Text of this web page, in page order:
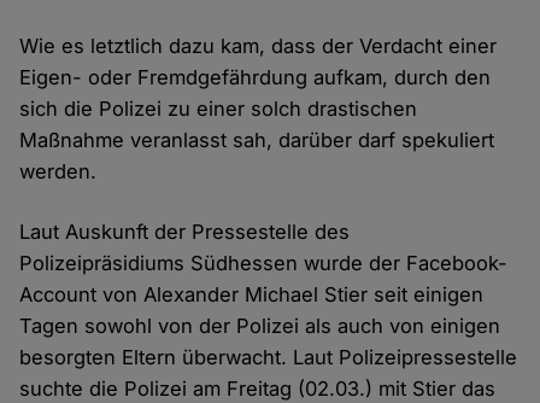
Wie es letztlich dazu kam, dass der Verdacht einer
Eigen- oder Fremdgefährdung aufkam, durch den
sich die Polizei zu einer solch drastischen
Maßnahme veranlasst sah, darüber darf spekuliert
werden.
Laut Auskunft der Pressestelle des
Polizeipräsidiums Südhessen wurde der Facebook-
Account von Alexander Michael Stier seit einigen
Tagen sowohl von der Polizei als auch von einigen
besorgten Eltern überwacht. Laut Polizeipressestelle
suchte die Polizei am Freitag (02.03.) mit Stier das